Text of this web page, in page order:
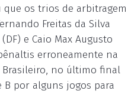
os trios de arbitragem
Freitas da Silva
e Caio Max Augusto
erroneamente na
Brasileiro, no último final
B por alguns jogos para